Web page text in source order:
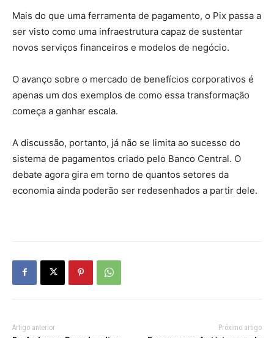
Mais do que uma ferramenta de pagamento, o Pix passa a
ser visto como uma infraestrutura capaz de sustentar
novos serviços financeiros e modelos de negócio.
O avanço sobre o mercado de benefícios corporativos é
apenas um dos exemplos de como essa transformação
começa a ganhar escala.
A discussão, portanto, já não se limita ao sucesso do
sistema de pagamentos criado pelo Banco Central. O
debate agora gira em torno de quantos setores da
economia ainda poderão ser redesenhados a partir dele.
Artigo anterior Próximo artigo